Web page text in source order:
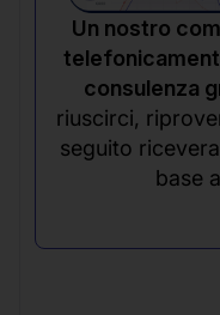
Un nostro
consulenza
riuscirci,
seguito
base